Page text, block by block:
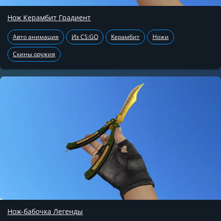
Нож Керамбит Градиент
Авто анимация Из CS:GO Керамбит Ножи
Скины оружия
Нож-бабочка Легенды